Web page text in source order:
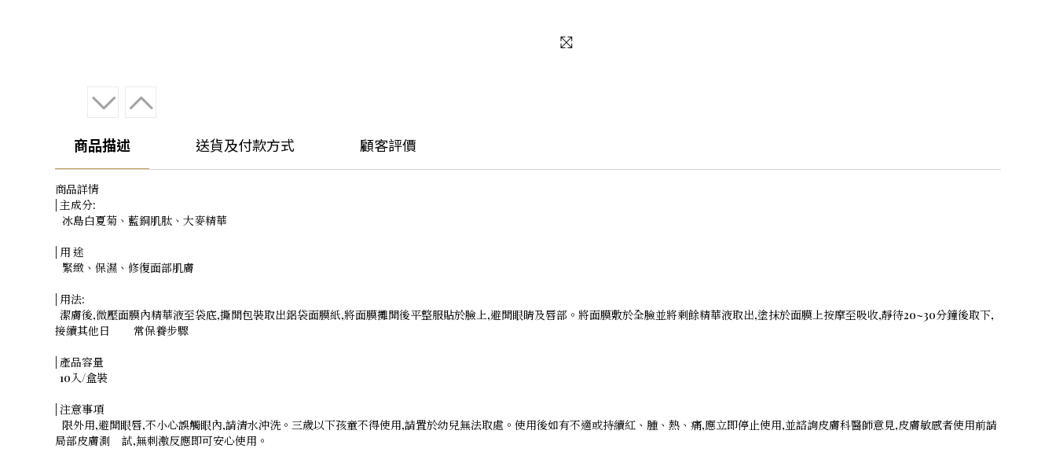
商品描述 送貨及付款方式 顧客評價
商品詳情
| 主成分:
冰島白夏菊、藍銅肌肽、大麥精華
| 用 途
緊緻、保濕、修復面部肌膚
| 用法:
潔膚後,微壓面膜內精華液至袋底,撕開包裝取出鋁袋面膜紙,將面膜攤開後平整服貼於臉上,避開眼睛及唇部。將面膜敷於全臉並將剩餘精華液取出,塗抹於面膜上按摩至吸收,靜待20~30分鐘後取下,
接續其他日 常保養步驟
| 產品容量
10入/盒裝
| 注意事項
限外用,避開眼唇,不小心誤觸眼內,請清水沖洗。三歲以下孩童不得使用,請置於幼兒無法取處。使用後如有不適或持續紅、腫、熱、痛,應立即停止使用,並諮詢皮膚科醫師意見,皮膚敏感者使用前請
局部皮膚測 試,無刺激反應即可安心使用。